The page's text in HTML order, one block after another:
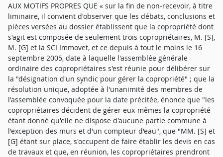
AUX MOTIFS PROPRES QUE « sur la fin de non-recevoir, à titre
liminaire, il convient d'observer que les débats, conclusions et
pièces versées au dossier établissent que la copropriété dont
s'agit est composée de seulement trois copropriétaires, M. [S],
M. [G] et la SCI Immovet, et ce depuis à tout le moins le 16
septembre 2005, date à laquelle l'assemblée générale
ordinaire des copropriétaires s'est réunie pour délibérer sur
la "désignation d'un syndic pour gérer la copropriété" ; que la
résolution unique, adoptée à l'unanimité des membres de
l'assemblée convoquée pour la date précitée, énonce que "les
copropriétaires décident de gérer eux-mêmes la copropriété
étant donné qu'elle ne dispose d'aucune partie commune à
l'exception des murs et d'un compteur d'eau", que "MM. [S] et
[G] étant sur place, s'occupent de faire établir les devis en cas
de travaux et que, en réunion, les copropriétaires prendront